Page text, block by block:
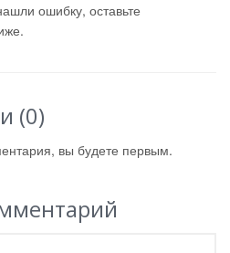
ошибку, оставьте
(0)
вы будете первым.